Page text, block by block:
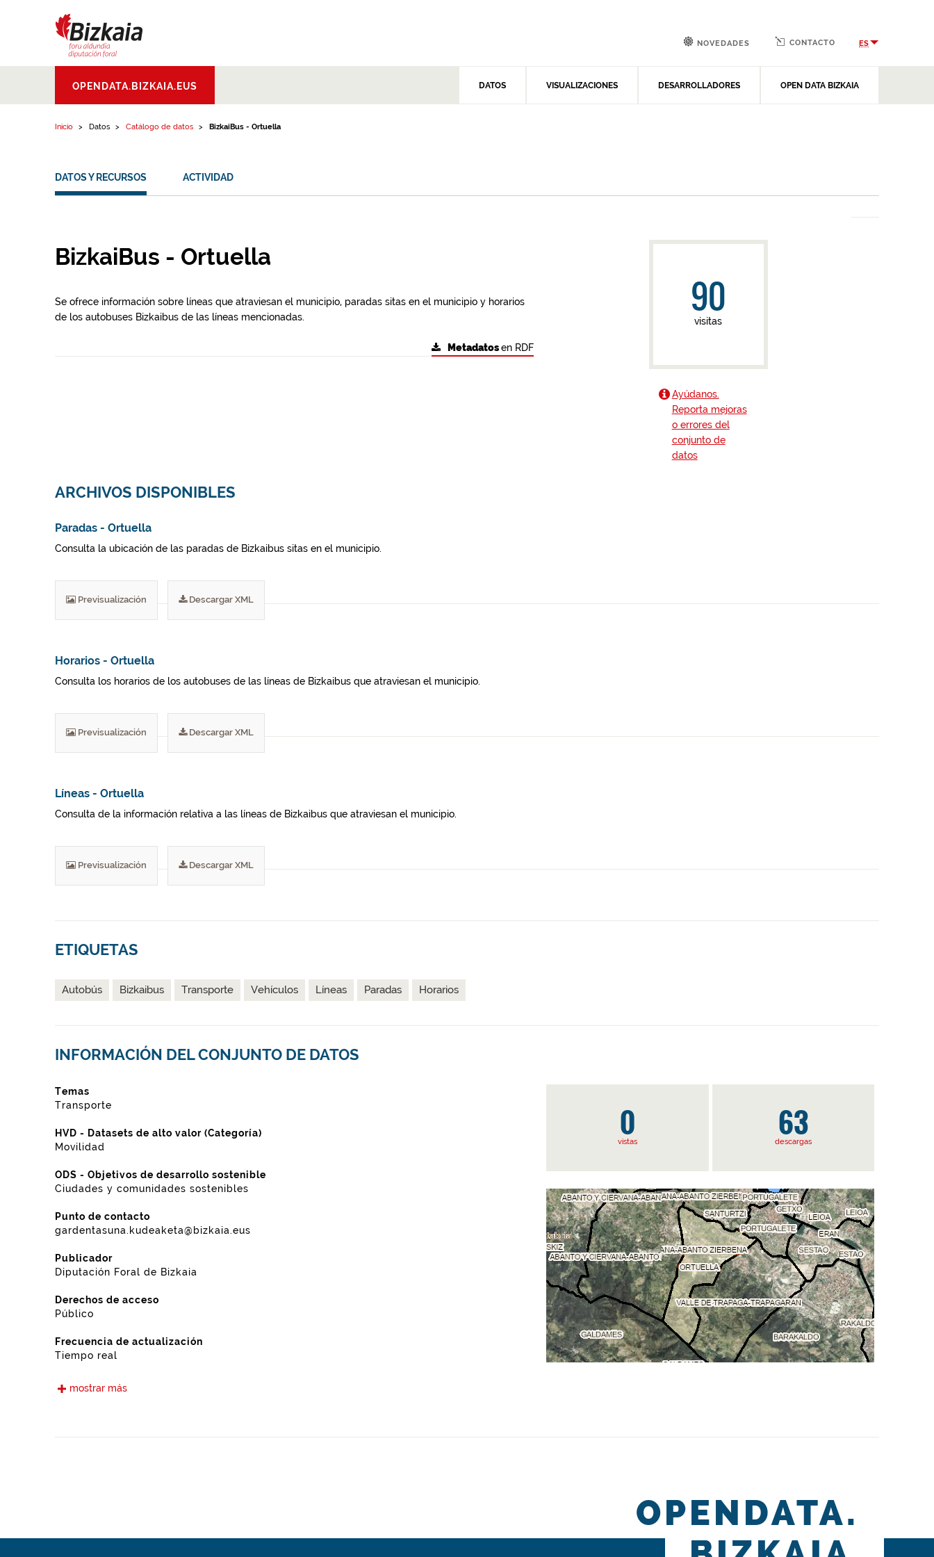
Aldundia.Diputacion
Foral de Bizkaia
OPENDATA.BIZKAIA.EUS DATOS VISUALIZACIONES DESARROLLADORES OPEN DATA BIZKAIA
NOVEDADES CONTACTO ES
Inicio Datos Catálogo de datos BizkaiBus - Ortuella
DATOS Y RECURSOS ACTIVIDAD
BizkaiBus - Ortuella
Se ofrece información sobre líneas que atraviesan el municipio, paradas sitas en el municipio y horarios
de los autobuses Bizkaibus de las líneas mencionadas.
Metadatosen RDF
90
visitas
Ayúdanos.
Reporta mejoras
o errores del
conjunto de
datos
ARCHIVOS DISPONIBLES
Paradas - Ortuella
Consulta la ubicación de las paradas de Bizkaibus sitas en el municipio.
Previsualización Descargar XML
Horarios - Ortuella
Consulta los horarios de los autobuses de las líneas de Bizkaibus que atraviesan el municipio.
Previsualización Descargar XML
Líneas - Ortuella
Consulta de la información relativa a las líneas de Bizkaibus que atraviesan el municipio.
Previsualización Descargar XML
ETIQUETAS
Autobús Bizkaibus Transporte Vehículos Líneas Paradas Horarios
INFORMACIÓN DEL CONJUNTO DE DATOS
0
vistas 63
descargas
Temas
Transporte
HVD - Datasets de alto valor (Categoría)
Movilidad
ODS - Objetivos de desarrollo sostenible
Ciudades y comunidades sostenibles
Punto de contacto
gardentasuna.kudeaketa@bizkaia.eus
Publicador
Diputación Foral de Bizkaia
Derechos de acceso
Público
Frecuencia de actualización
Tiempo real
Idiomas
Fecha de puesta a disposición
Transportes
mostrar más
OPENDATA.